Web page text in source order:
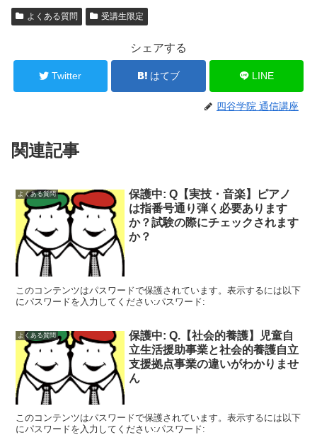
よくある質問 受講生限定
シェアする
Twitter はてブ LINE
四谷学院 通信講座
関連記事
よくある質問
保護中: Q【実技・音楽】ピアノ
は指番号通り弾く必要あります
か？試験の際にチェックされます
か？
このコンテンツはパスワードで保護されています。表示するには以下
にパスワードを入力してください:パスワード:
よくある質問
保護中: Q.【社会的養護】児童自
立生活援助事業と社会的養護自立
支援拠点事業の違いがわかりませ
ん
このコンテンツはパスワードで保護されています。表示するには以下
にパスワードを入力してください:パスワード: